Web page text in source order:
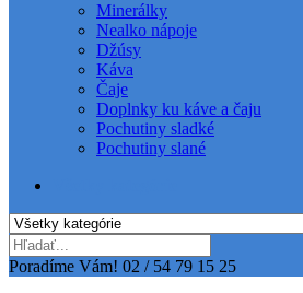
Minerálky
Nealko nápoje
Džúsy
Káva
Čaje
Doplnky ku káve a čaju
Pochutiny sladké
Pochutiny slané
Poradíme Vám! 02 / 54 79 15 25